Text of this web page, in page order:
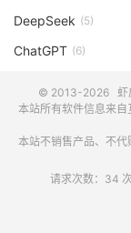
DeepSeek (5)
ChatGPT (6)
© 2013-2026 虾
本站所有软件信息来自
本站不销售产品、不
请求次数：34